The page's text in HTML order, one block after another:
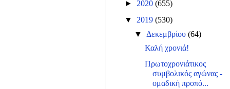
► 2020 (655)
▼ 2019 (530)
▼ Δεκεμβρίου(64)
Καλή χρονιά!
Πρωτοχρονιάτικος
συμβολικός αγώνας -
ομαδική προπό...